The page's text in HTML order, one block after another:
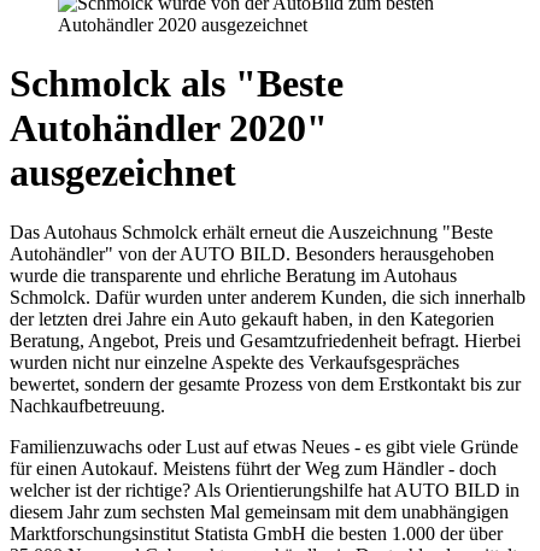
Schmolck als "Beste
Autohändler 2020"
ausgezeichnet
Das Autohaus Schmolck erhält erneut die Auszeichnung "Beste
Autohändler" von der AUTO BILD. Besonders herausgehoben
wurde die transparente und ehrliche Beratung im Autohaus
Schmolck. Dafür wurden unter anderem Kunden, die sich innerhalb
der letzten drei Jahre ein Auto gekauft haben, in den Kategorien
Beratung, Angebot, Preis und Gesamtzufriedenheit befragt. Hierbei
wurden nicht nur einzelne Aspekte des Verkaufsgespräches
bewertet, sondern der gesamte Prozess von dem Erstkontakt bis zur
Nachkaufbetreuung.
Familienzuwachs oder Lust auf etwas Neues - es gibt viele Gründe
für einen Autokauf. Meistens führt der Weg zum Händler - doch
welcher ist der richtige? Als Orientierungshilfe hat AUTO BILD in
diesem Jahr zum sechsten Mal gemeinsam mit dem unabhängigen
Marktforschungsinstitut Statista GmbH die besten 1.000 der über